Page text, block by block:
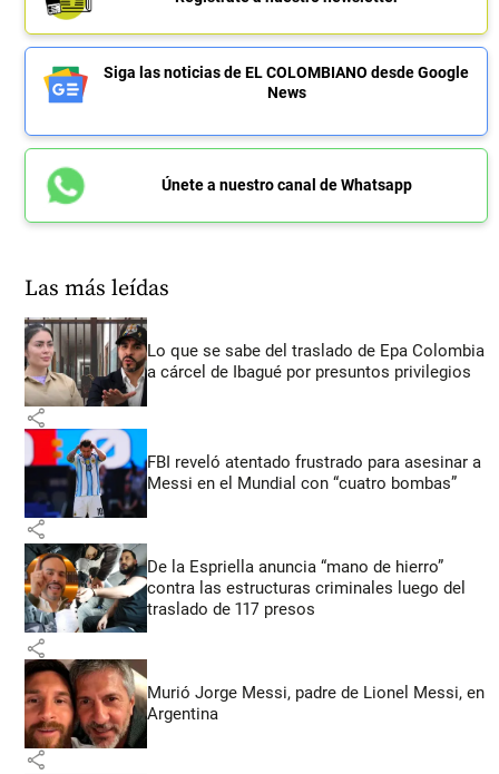
Siga las noticias de EL COLOMBIANO desde Google
News
Únete a nuestro canal de Whatsapp
Las más leídas
Lo que se sabe del traslado de Epa Colombia
a cárcel de Ibagué por presuntos privilegios
share
FBI reveló atentado frustrado para asesinar a
Messi en el Mundial con “cuatro bombas”
share
De la Espriella anuncia “mano de hierro”
contra las estructuras criminales luego del
traslado de 117 presos
share
Murió Jorge Messi, padre de Lionel Messi, en
Argentina
share